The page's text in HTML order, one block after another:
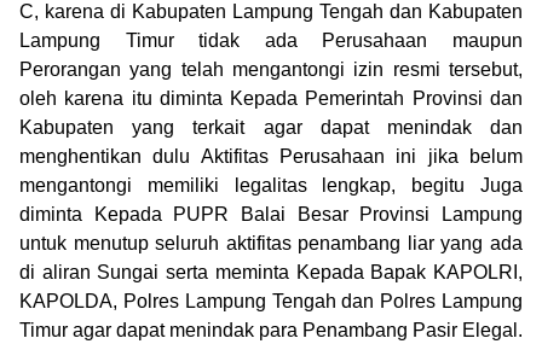
C, karena di Kabupaten Lampung Tengah dan Kabupaten
Lampung Timur tidak ada Perusahaan maupun
Perorangan yang telah mengantongi izin resmi tersebut,
oleh karena itu diminta Kepada Pemerintah Provinsi dan
Kabupaten yang terkait agar dapat menindak dan
menghentikan dulu Aktifitas Perusahaan ini jika belum
mengantongi memiliki legalitas lengkap, begitu Juga
diminta Kepada PUPR Balai Besar Provinsi Lampung
untuk menutup seluruh aktifitas penambang liar yang ada
di aliran Sungai serta meminta Kepada Bapak KAPOLRI,
KAPOLDA, Polres Lampung Tengah dan Polres Lampung
Timur agar dapat menindak para Penambang Pasir Elegal.